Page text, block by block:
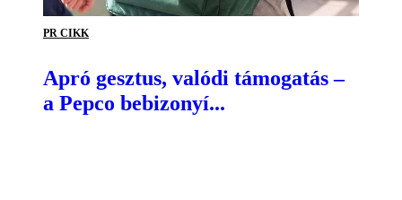
PR CIKK
Apró gesztus, valódi támogatás –
a Pepco bebizonyí...